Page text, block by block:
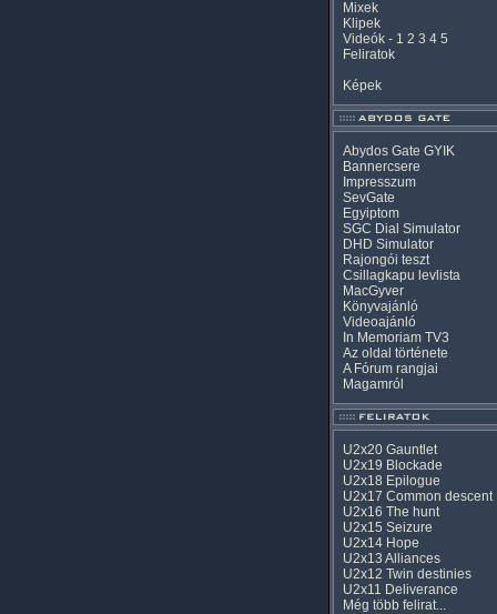
Mixek
Klipek
Videók - 1 2 3 4 5
Feliratok
Képek
Abydos Gate GYIK
Bannercsere
Impresszum
SevGate
Egyiptom
SGC Dial Simulator
DHD Simulator
Rajongói teszt
Csillagkapu levlista
MacGyver
Könyvajánló
Videoajánló
In Memoriam TV3
Az oldal története
A Fórum rangjai
Magamról
U2x20 Gauntlet
U2x19 Blockade
U2x18 Epilogue
U2x17 Common descent
U2x16 The hunt
U2x15 Seizure
U2x14 Hope
U2x13 Alliances
U2x12 Twin destinies
U2x11 Deliverance
Még több felirat...